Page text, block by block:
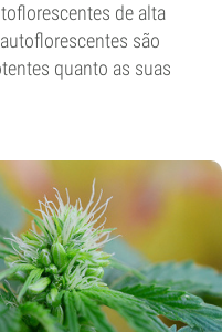
de alta
são
quanto as suas